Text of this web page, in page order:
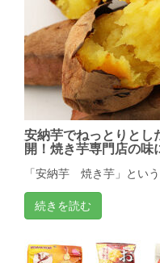
安納芋でねっとりとし
開！焼き芋専門店の味
「安納芋 焼き芋」とい
続きを読む